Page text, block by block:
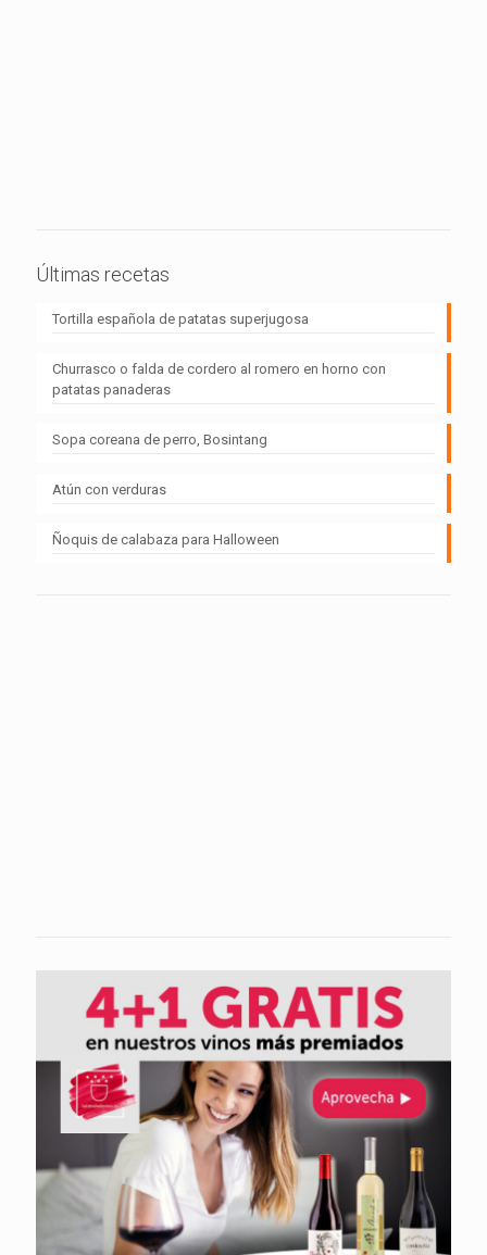
Últimas recetas
Tortilla española de patatas superjugosa
Churrasco o falda de cordero al romero en horno con
patatas panaderas
Sopa coreana de perro, Bosintang
Atún con verduras
Ñoquis de calabaza para Halloween